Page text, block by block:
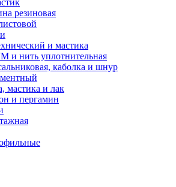
резиновая
и мастика
и нить уплотнительная
каболка и шнур
мастика и лак
и пергамин